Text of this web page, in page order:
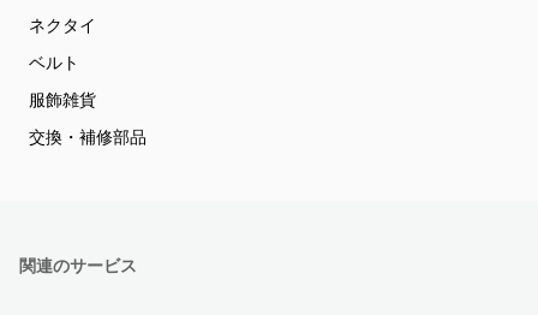
ネクタイ
ベルト
服飾雑貨
交換・補修部品
関連のサービス